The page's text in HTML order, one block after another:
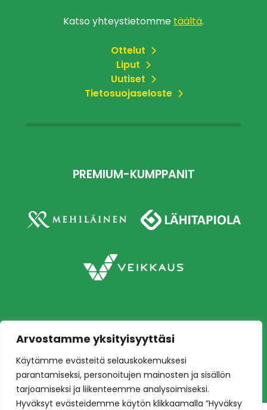
Arvostamme yksityisyyttäsi
Käytämme evästeitä selauskokemuksesi
parantamiseksi, personoitujen mainosten ja sisällön
tarjoamiseksi ja liikenteemme analysoimiseksi.
Hyväksyt evästeidemme käytön klikkaamalla ”Hyväksy
Katso yhteystietomme täältä.
Ottelut
Liput
Uutiset
Tietosuojaseloste
PREMIUM-KUMPPANIT
edustusjoukkue
Toteutus:Mainostoimisto Värikäs